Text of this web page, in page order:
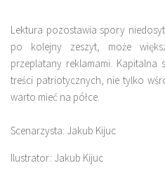
Lektura pozostawia spory
po kolejny zeszyt, może
przeplatany reklamami.
treści patriotycznych, nie tylko
warto mieć na półce.
Scenarzysta: Jakub Kijuc
Ilustrator: Jakub Kijuc